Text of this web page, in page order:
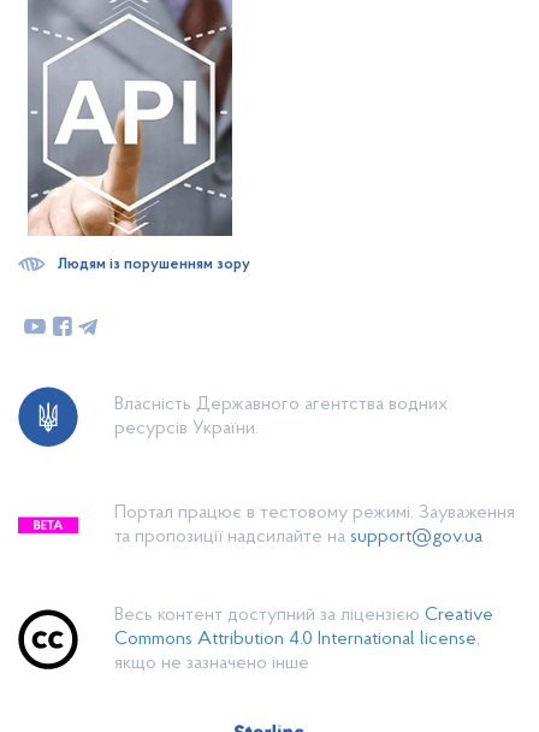
Власність Державного агентства водних
ресурсів України.
Портал працює в тестовому режимі. Зауваження
та пропозиції надсилайте на support@gov.ua
Весь контент доступний за ліцензією Creative
Commons Attribution 4.0 International license,
якщо не зазначено інше
Людям із порушенням зору